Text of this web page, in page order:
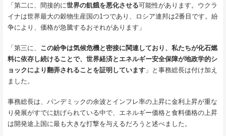
「第二に、間接的に世界の飢餓を悪化させる可能性があります。ウクラ
イナは世界最大の穀物生産国の1つであり、ロシア連邦は2番目です。紛
争により、価格が急騰するおそれがあります」
「第三に、 この紛争は気候危機と密接に関連しており、私たちが化石燃
料に依存し続けることで、世界経済とエネルギー安全保障が地政学的シ
ョックにより翻弄されることを証明しています 」と事務総長は付け加え
ました。
事務総長は、パンデミックの余波とインフレ率の上昇に金利上昇が重な
り発展がすでに妨げられている中で、エネルギー価格と食料価格の上昇
は開発途上国に最も大きな打撃を与えるだろうと述べました。